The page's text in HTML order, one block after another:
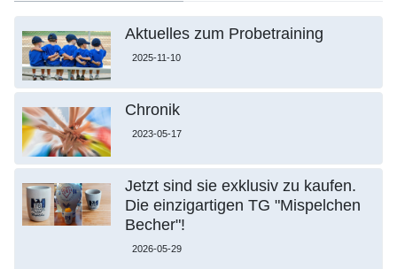
Aktuelles zum Probetraining
2025-11-10
Chronik
2023-05-17
Jetzt sind sie exklusiv zu kaufen.
Die einzigartigen TG "Mispelchen
Becher"!
2026-05-29